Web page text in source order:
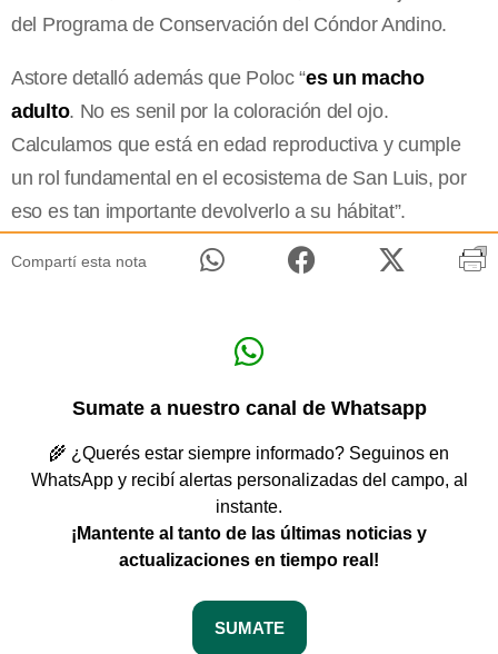
del Programa de Conservación del Cóndor Andino.
Astore detalló además que Poloc “es un macho
adulto. No es senil por la coloración del ojo.
Calculamos que está en edad reproductiva y cumple
un rol fundamental en el ecosistema de San Luis, por
eso es tan importante devolverlo a su hábitat”.
Compartí esta nota
Sumate a nuestro canal de Whatsapp
🌾 ¿Querés estar siempre informado? Seguinos en
WhatsApp y recibí alertas personalizadas del campo, al
instante.
¡Mantente al tanto de las últimas noticias y
actualizaciones en tiempo real!
SUMATE